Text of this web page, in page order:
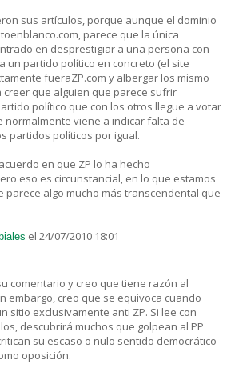
sus artículos, porque aunque el dominio
parece que la única
en desprestigiar a una persona con
un partido político en concreto (el site
fueraZP.com y albergar los mismo
creer que alguien que parece sufrir
político que con los otros llegue a votar
normalmente viene a indicar falta de
partidos políticos por igual.
en que ZP lo ha hecho
eso es circunstancial, en lo que estamos
parece algo mucho más transcendental que
el 24/07/2010 18:01
comentario y creo que tiene razón al
embargo, creo que se equivoca cuando
sitio exclusivamente anti ZP. Si lee con
descubrirá muchos que golpean al PP
su escaso o nulo sentido democrático
oposición.